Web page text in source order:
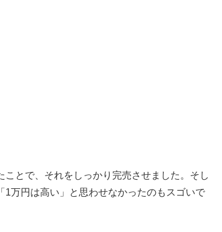
とで、それをしっかり完売させました。そし
1万円は高い」と思わせなかったのもスゴいで